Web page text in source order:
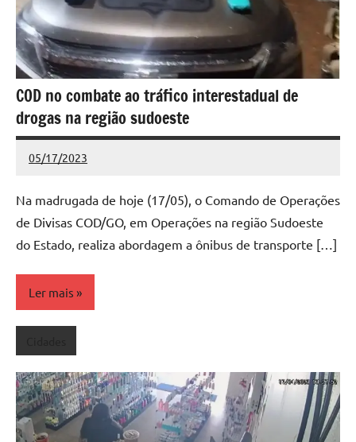
COD no combate ao tráfico interestadual de
drogas na região sudoeste
05/17/2023
Redação
Nenhum
Na madrugada de hoje (17/05), o Comando de Operações
de Divisas COD/GO, em Operações na região Sudoeste
do Estado, realiza abordagem a ônibus de transporte […]
Ler mais